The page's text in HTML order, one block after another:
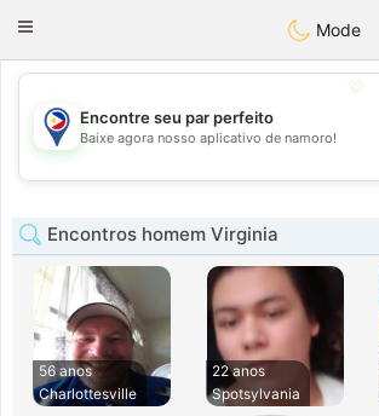
PhilippinesChat
Toggle
Mode
💖
💕
Encontre seu par perfeito
Baixe agora nosso aplicativo de namoro!
Encontros homem Virginia
56 anos
Charlottesville
22 anos
Spotsylvania